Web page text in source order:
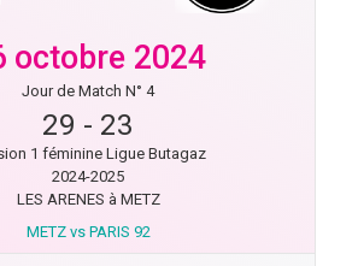
octobre 2024
Jour de Match N° 4
29 - 23
1 féminine Ligue Butagaz
2024-2025
LES ARENES à METZ
METZ vs PARIS 92